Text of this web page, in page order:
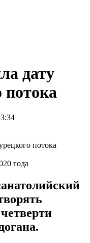
дату
потока
года